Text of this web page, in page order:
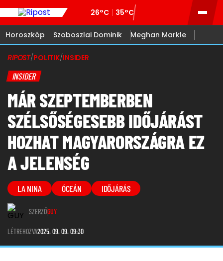
26°C 35°C
Horoszkóp Szoboszlai Dominik Meghan Markle
RIPOST/POLITIK/INSIDER
INSIDER
MÁR SZEPTEMBERBEN
SZÉLSŐSÉGESEBB IDŐJÁRÁST
HOZHAT MAGYARORSZÁGRA EZ
A JELENSÉG
LA NINA ÓCEÁN IDŐJÁRÁS
SZERZŐGUY
LÉTREHOZVA2025. 09. 09. 09:30